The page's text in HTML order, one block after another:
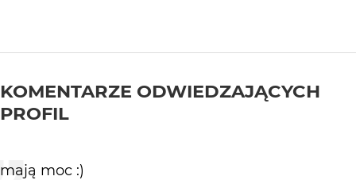
KOMENTARZE ODWIEDZAJĄCYCH
PROFIL
mają moc :)